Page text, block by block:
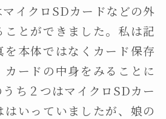
イクロSDカードなどの外
ことができました。私は記
本体ではなくカード保存
カードの中身をみることに
ち２つはマイクロSDカー
はいっていましたが、娘の